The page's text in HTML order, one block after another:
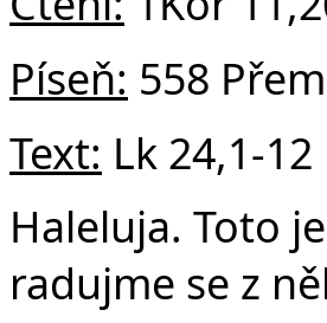
Píseň: 558
Text: Lk 24,1-12
Haleluja. Toto
radujme se z